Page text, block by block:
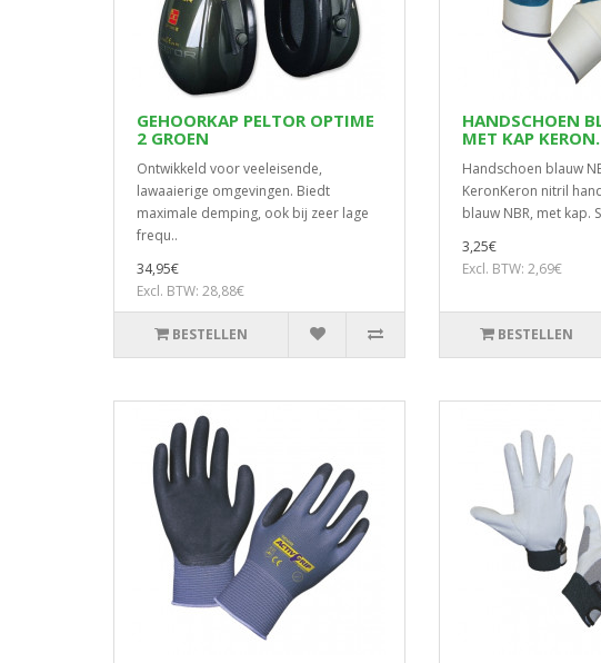
GEHOORKAP PELTOR OPTIME
2 GROEN
Ontwikkeld voor veeleisende,
lawaaierige omgevingen. Biedt
maximale demping, ook bij zeer lage
frequ..
34,95€
Excl. BTW: 28,88€
BESTELLEN
HANDSCHOEN
MET KAP KERON.
Handschoen blauw
KeronKeron nitril
blauw NBR, met kap.
3,25€
Excl. BTW: 2,69€
BESTELLEN